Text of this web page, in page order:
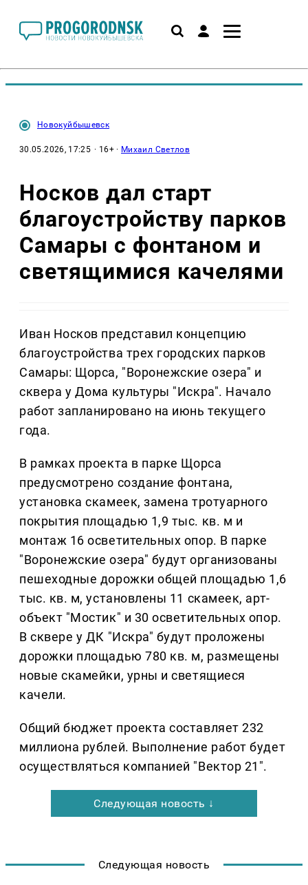
Новокуйбышевск
30.05.2026, 17:25 · 16+ · Михаил Светлов
Носков дал старт
благоустройству парков
Самары с фонтаном и
светящимися качелями
Иван Носков представил концепцию
благоустройства трех городских парков
Самары: Щорса, "Воронежские озера" и
сквера у Дома культуры "Искра". Начало
работ запланировано на июнь текущего
года.
В рамках проекта в парке Щорса
предусмотрено создание фонтана,
установка скамеек, замена тротуарного
покрытия площадью 1,9 тыс. кв. м и
монтаж 16 осветительных опор. В парке
"Воронежские озера" будут организованы
пешеходные дорожки общей площадью 1,6
тыс. кв. м, установлены 11 скамеек, арт-
объект "Мостик" и 30 осветительных опор.
В сквере у ДК "Искра" будут проложены
дорожки площадью 780 кв. м, размещены
новые скамейки, урны и светящиеся
качели.
Общий бюджет проекта составляет 232
миллиона рублей. Выполнение работ будет
осуществляться компанией "Вектор 21".
Следующая новость ↓
Следующая новость